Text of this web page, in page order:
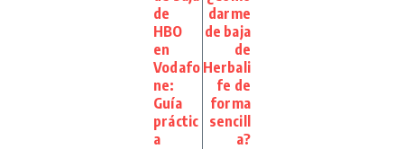
de
HBO
en
Vodafo
ne:
Guía
práctic
a
darme
de baja
de
Herbali
fe de
forma
sencill
a?